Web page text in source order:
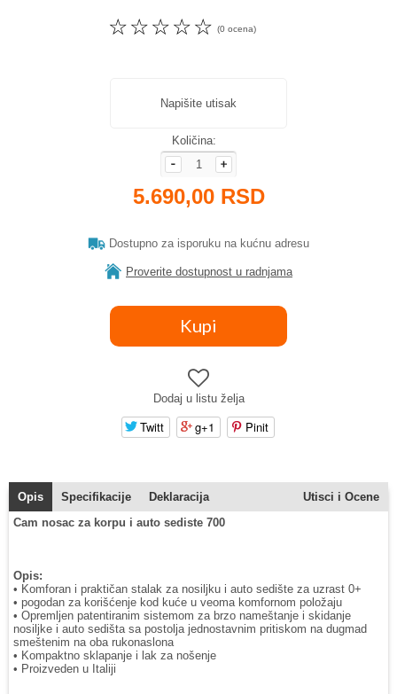
☆
☆
☆
☆
☆ (0 ocena)
Napišite utisak
Količina:
5.690,00 RSD
Dostupno za isporuku na kućnu adresu
Proverite dostupnost u radnjama
Dodaj u listu želja
Twitt g+1 Pinit
Opis Specifikacije Deklaracija
Utisci i Ocene
Cam nosac za korpu i auto sediste 700
Opis:
• Komforan i praktičan stalak za nosiljku i auto sedište za uzrast 0+
• pogodan za korišćenje kod kuće u veoma komfornom položaju
• Opremljen patentiranim sistemom za brzo nameštanje i skidanje
nosiljke i auto sedišta sa postolja jednostavnim pritiskom na dugmad
smeštenim na oba rukonaslona
• Kompaktno sklapanje i lak za nošenje
• Proizveden u Italiji